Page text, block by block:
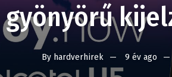
gyönyörű
By hardverhirek 9 év ago